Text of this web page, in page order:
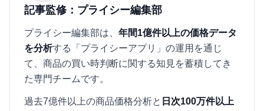
記事監修：プライシー編集部
プライシー編集部は、 年間1億件以上の価格データ
を分析する「プライシーアプリ」の運用を通じ
て、商品の買い時判断に関する知見を蓄積してき
た専門チームです。
過去7億件以上の商品価格分析と 日次100万件以上